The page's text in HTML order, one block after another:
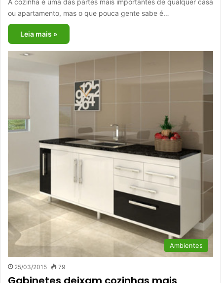
ou apartamento, mas o que pouca gente sabe é…
Leia mais »
Ambientes
25/03/2015 79